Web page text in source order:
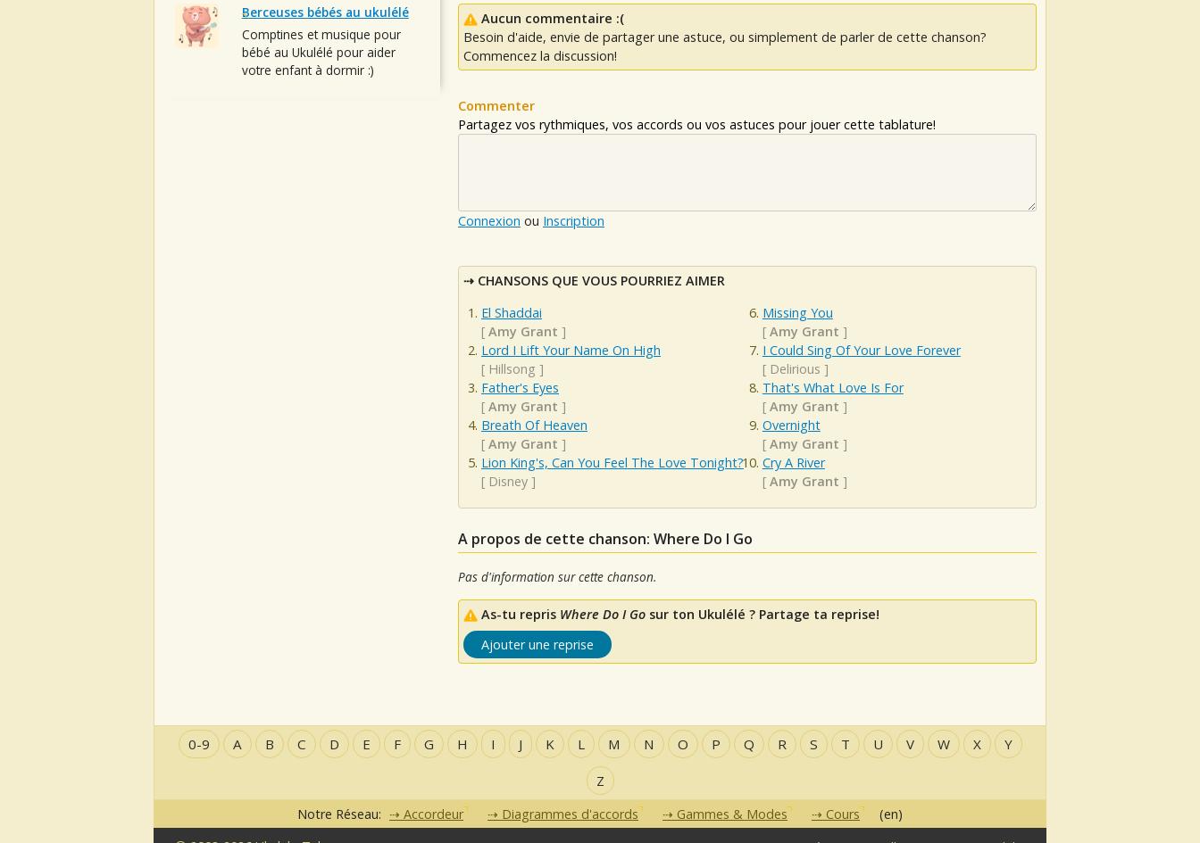
Aucun commentaire :(
Besoin d'aide, envie de partager une astuce, ou simplement de parler de cette chanson?
Commencez la discussion!
Commenter
Partagez vos rythmiques, vos accords ou vos astuces pour jouer cette tablature!
Connexion ou Inscription
CHANSONS QUE VOUS POURRIEZ AIMER
El Shaddai
[ Amy Grant ]
Lord I Lift Your Name On High
[ Hillsong ]
Father's Eyes
[ Amy Grant ]
Breath Of Heaven
[ Amy Grant ]
Lion King's, Can You Feel The Love Tonight?
[ Disney ]
Missing You
[ Amy Grant ]
I Could Sing Of Your Love Forever
[ Delirious ]
That's What Love Is For
[ Amy Grant ]
Overnight
[ Amy Grant ]
Cry A River
[ Amy Grant ]
A propos de cette chanson: Where Do I Go
Pas d'information sur cette chanson.
As-tu repris Where Do I Go sur ton Ukulélé ? Partage ta reprise!
Ajouter une reprise
Berceuses bébés au ukulélé
Comptines et musique pour
bébé au Ukulélé pour aider
votre enfant à dormir :)
0-9 A B C D E F G H I J K L M N O P Q R S T U V W X Y
Z
Notre Réseau: Accordeur Diagrammes d'accords Gammes & Modes Cours
(en)